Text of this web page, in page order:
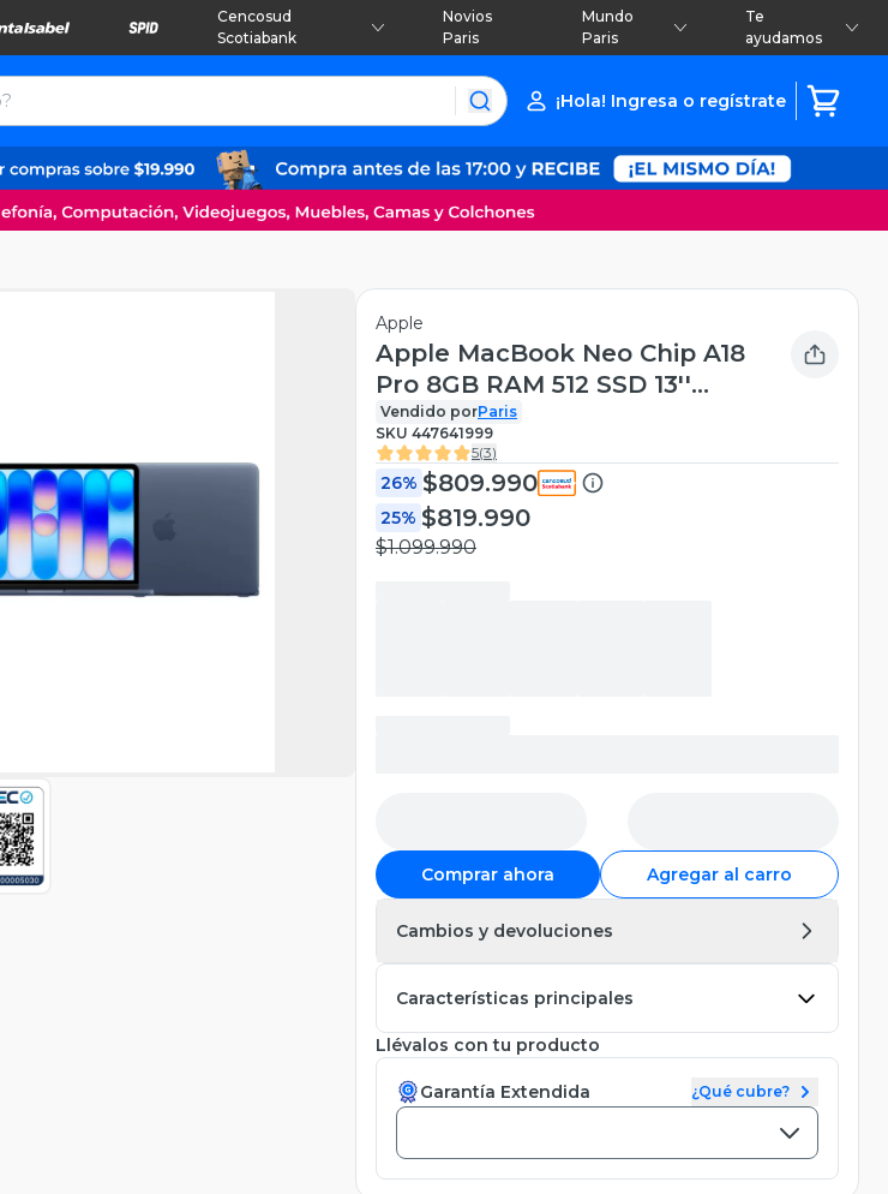
Cencosud
Scotiabank
Novios
Paris
Mundo
Paris
Te
ayudamos
¡Hola! Ingresa o regístrate
Apple
Apple MacBook Neo Chip A18
Pro 8GB RAM 512 SSD 13''
Touch ID Indigo
Vendido porParis
SKU 447641999
5(3)
26% $809.990
25% $819.990
$1.099.990
Comprar ahora Agregar al carro
Cambios y devoluciones
Características principales
Llévalos con tu producto
Garantía Extendida ¿Qué cubre?